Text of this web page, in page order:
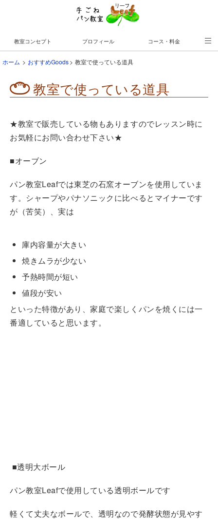
教室コンセプト プロフィール コース・料金
教室の案内 スケジュール
ホーム おすすめGoods 教室で使っている道具
教室で使っている道具
★教室で販売している物もありますのでレッスン時に
お気軽にお問い合わせ下さい★
■オーブン
パン教室Leafでは東芝の石窯オーブンを使用していま
す。シャープやパナソニックに比べるとマイナーです
が（苦笑）、実は
庫内容量が大きい
焼きムラが少ない
予熱時間が短い
値段が安い
といった特徴があり、家庭で楽しくパンを焼くには一
番適していると思います。
■透明大ボール
パン教室Leafで使用している透明ボールです
軽くて丈夫なボールで、透明なので発酵状態が見やす